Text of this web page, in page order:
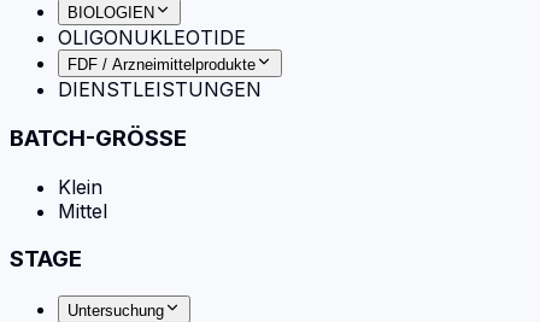
BIOLOGIEN
OLIGONUKLEOTIDE
FDF / Arzneimittelprodukte
DIENSTLEISTUNGEN
BATCH-GRÖSSE
Klein
Mittel
STAGE
Untersuchung